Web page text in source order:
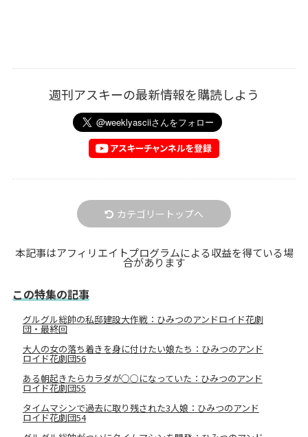
週刊アスキーの最新情報を購読しよう
カテゴリートップへ
本記事はアフィリエイトプログラムによる収益を得ている場
合があります
この特集の記事
グルグル総帥の私邸建設大作戦：ひみつのアンドロイド花劇
団・最終回
大人の女の落ち着きを身に付けたい娘たち：ひみつのアンド
ロイド花劇団56
ある朝起きたらカラダが○○になっていた：ひみつのアンド
ロイド花劇団55
タイムマシンで過去に取り残された3人娘：ひみつのアンド
ロイド花劇団54